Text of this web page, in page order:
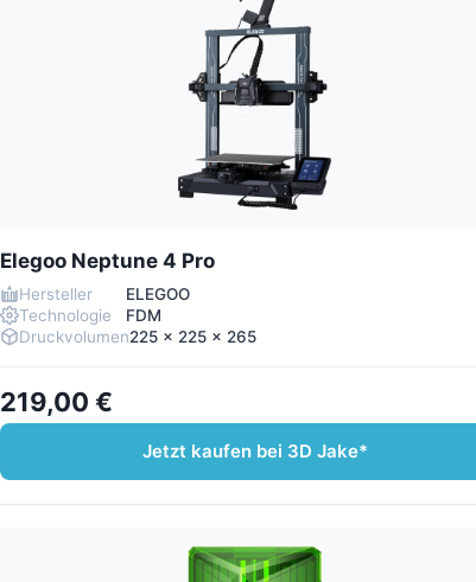
Elegoo Neptune 4 Pro
Hersteller
ELEGOO
Technologie
FDM
Druckvolumen225 x 225 x 265
219,00 €
Jetzt kaufen bei 3D Jake*